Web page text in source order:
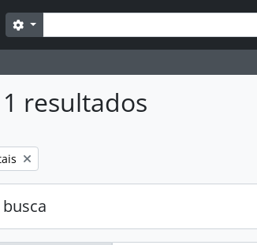
Buscar
Opções de busca
resultados